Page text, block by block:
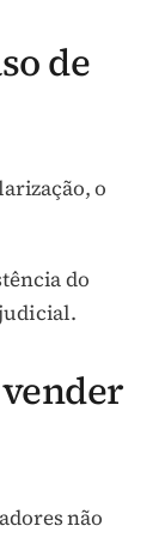
de
o
do
não